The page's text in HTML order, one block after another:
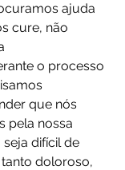
ajuda
cure, não
o processo
que nós
pela nossa
seja difícil de
doloroso,